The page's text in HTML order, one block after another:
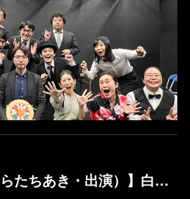
【劇団員情報（むらたちあき・出演）】白いたんぽぽ 小さいたんぽぽ #１『蓋』アフターイベント